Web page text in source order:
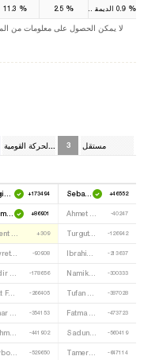
% % % الديمقراطي
حزب الحركة القومية 3 مستقل
+173494 Sebahat Tuncel +46552
Durmuşali Torlak +86901 -40247
+309 Turgut Öker -126942
Hayrettin Nuhoğlu -90908 -213637
-178656 Namik Kurnaz -300333
Fuat Fettahoğlu -266405 -387028
-354153 -473723
Mehmet Korutürk -441902 Sadun Muhlis Altuncuoğlu -560419
Baybora Cihan Kahveci -529650 Tamer Aydemir -647114